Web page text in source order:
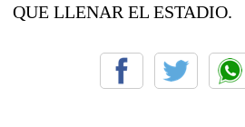
QUE LLENAR EL ESTADIO.